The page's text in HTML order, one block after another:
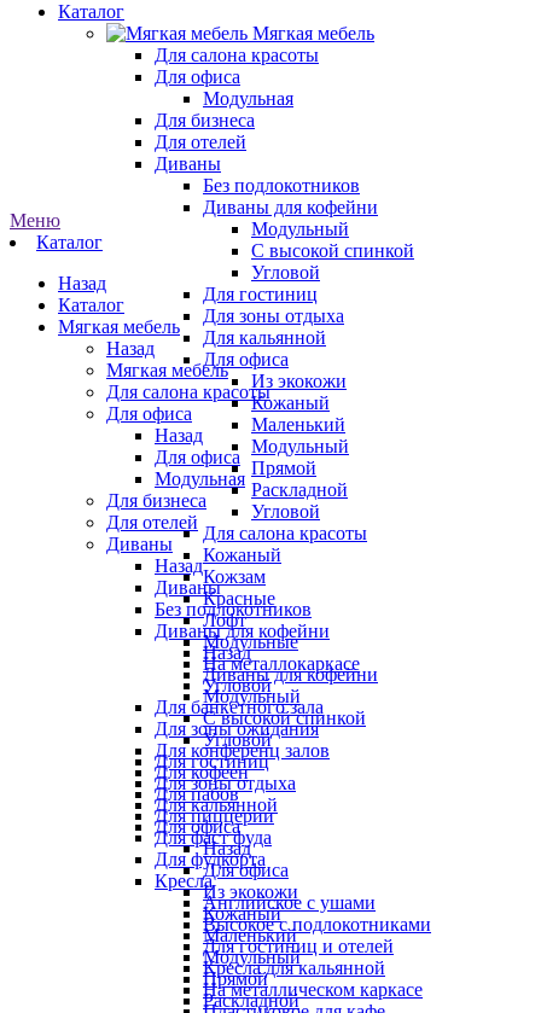
Каталог
Мягкая мебель
Для салона красоты
Для офиса
Модульная
Для бизнеса
Для отелей
Диваны
Без подлокотников
Диваны для кофейни
Модульный
С высокой спинкой
Угловой
Для гостиниц
Для зоны отдыха
Для кальянной
Для офиса
Из экокожи
Кожаный
Маленький
Модульный
Прямой
Раскладной
Угловой
Для салона красоты
Кожаный
Кожзам
Красные
Лофт
Модульные
На металлокаркасе
Угловой
Для банкетного зала
Для зоны ожидания
Для конференц залов
Для кофеен
Для пабов
Для пиццерии
Для фаст фуда
Для фудкорта
Кресла
Английское с ушами
Высокое с подлокотниками
Для гостиниц и отелей
Кресла для кальянной
На металлическом каркасе
Меню
Каталог
Назад
Каталог
Мягкая мебель
Назад
Мягкая мебель
Для салона красоты
Для офиса
Назад
Для офиса
Модульная
Для бизнеса
Для отелей
Диваны
Назад
Диваны
Без подлокотников
Диваны для кофейни
Назад
Диваны для кофейни
Модульный
С высокой спинкой
Угловой
Для гостиниц
Для зоны отдыха
Для кальянной
Для офиса
Назад
Для офиса
Из экокожи
Кожаный
Маленький
Модульный
Прямой
Раскладной